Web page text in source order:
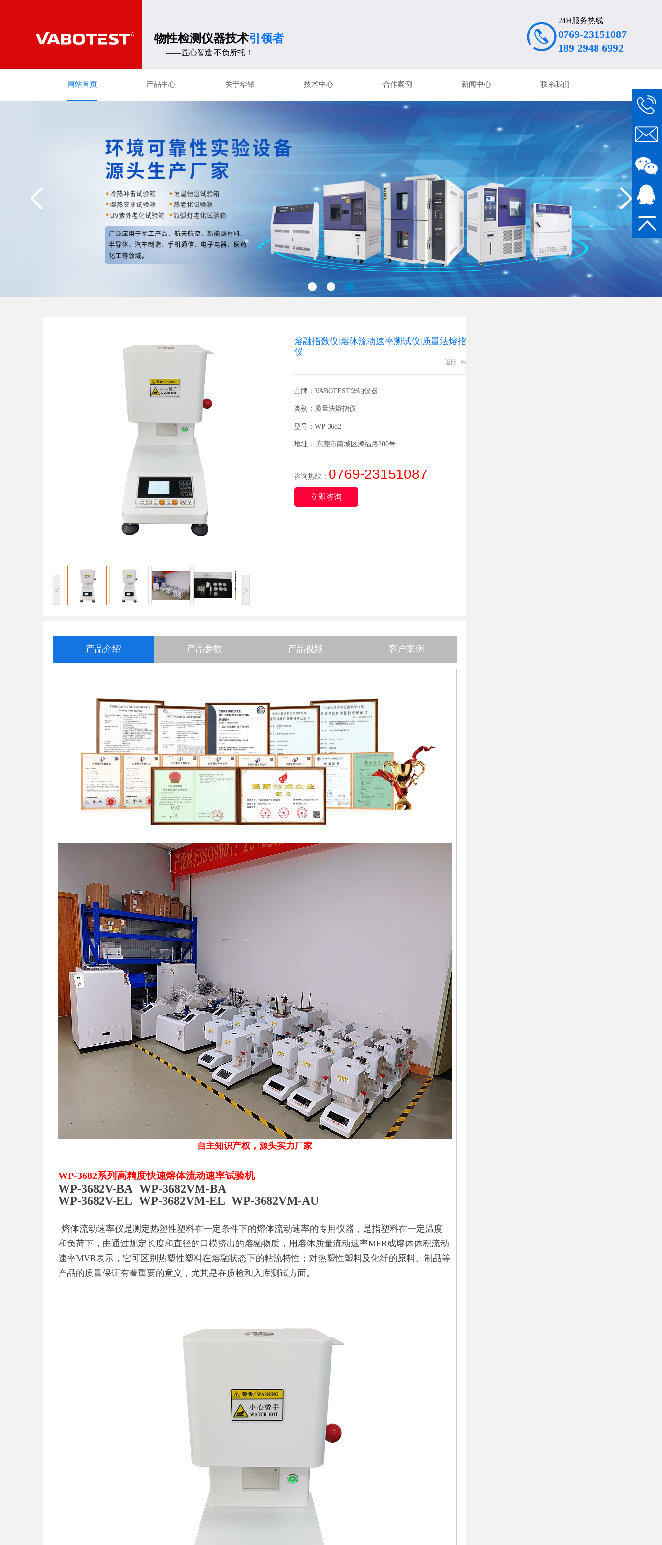
物性检测仪器技术引领者
——匠心智造 不负所托！
24H服务热线
0769-23151087
189 2948 6992
网站首页 产品中心 关于华铂 技术中心 合作案例 新闻中心 联系我们
< >
熔融指数仪|熔体流动速率测试仪|质量法熔指
仪
返回
品牌：VABOTEST华铂仪器
类别：质量法熔指仪
型号：WP-3682
地址： 东莞市南城区鸿福路200号
咨询热线： 0769-23151087
立即咨询
产品介绍 产品参数 产品视频 客户案例
自主知识产权，源头实力厂家
WP-3682系列高精度快速熔体流动速率试验机
WP-3682V-BA WP-3682VM-BA
WP-3682V-EL WP-3682VM-EL WP-3682VM-AU
熔体流动速率仪是测定热塑性塑料在一定条件下的熔体流动速率的专用仪器，是指塑料在一定温度
和负荷下，由通过规定长度和直径的口模挤出的熔融物质，用熔体质量流动速率MFR或熔体体积流动
速率MVR表示，它可区别热塑性塑料在熔融状态下的粘流特性；对热塑性塑料及化纤的原料、制品等
产品的质量保证有着重要的意义，尤其是在质检和入库测试方面。